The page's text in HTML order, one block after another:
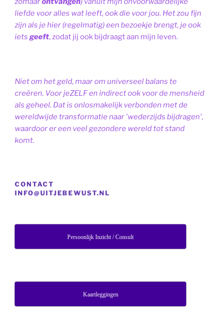
liefde voor alles wat leeft, ook die voor jou. Het zou fijn
zijn als je hier (regelmatig) een bezoekje brengt, je ook
iets geeft, zodat jij ook bijdraagt aan mijn leven.
Niet om het geld, maar om universeel balans te
creëren. Voor jeZELF en indirect ook voor de mensheid
als geheel. Dat is onlosmakelijk verbonden met de
wereldwijde transformatie naar 'wederzijds bijdragen',
waardoor er een veel gezondere wereld tot stand
komt.
CONTACT
INFO@UITJEBEWUST.NL
Persoonlijk Inzicht / Consult
Kaartleggingen